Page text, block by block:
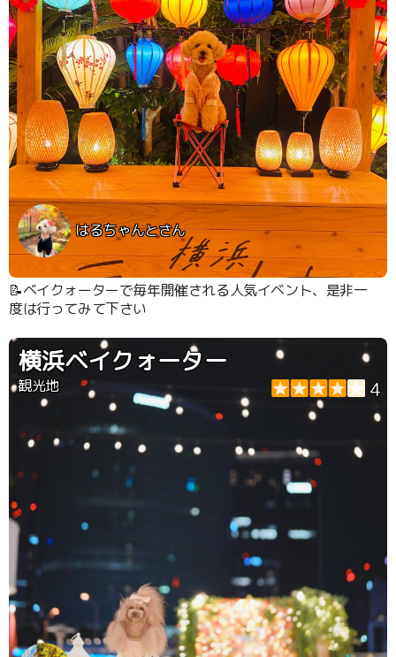
はるちゃんとさん
📝ベイクォーターで毎年開催される人気イベント、是非一
度は行ってみて下さい
横浜ベイクォーター
観光地 4